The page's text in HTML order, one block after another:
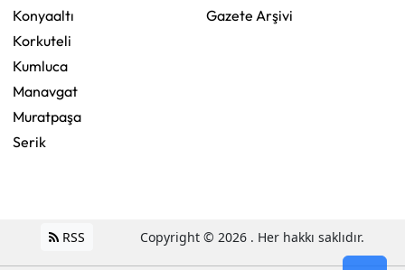
Konyaaltı
Korkuteli
Kumluca
Manavgat
Muratpaşa
Serik
Gazete Arşivi
RSS Copyright © 2026 . Her hakkı saklıdır.